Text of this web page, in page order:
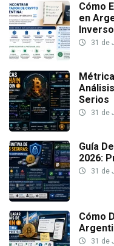
Cómo
en
31 de
Serios
31 de
Guía
2026:
31 de
Cómo
31 de